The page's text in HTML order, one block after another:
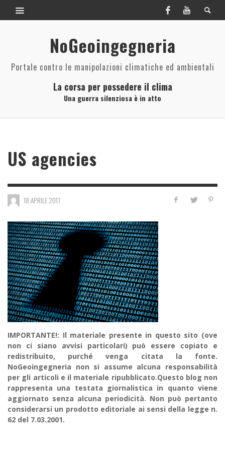
NoGeoingegneria
Portale contro le manipolazioni climatiche ed ambientali
La corsa per possedere il clima
Una guerra silenziosa è in atto
US agencies
18 APRILE 2017
IMPORTANTE!: Il materiale presente in questo sito (ove
non ci siano avvisi particolari) può essere copiato e
redistribuito, purché venga citata la fonte.
NoGeoingegneria non si assume alcuna responsabilità
per gli articoli e il materiale ripubblicato.Questo blog non
rappresenta una testata giornalistica in quanto viene
aggiornato senza alcuna periodicità. Non può pertanto
considerarsi un prodotto editoriale ai sensi della legge n.
62 del 7.03.2001.